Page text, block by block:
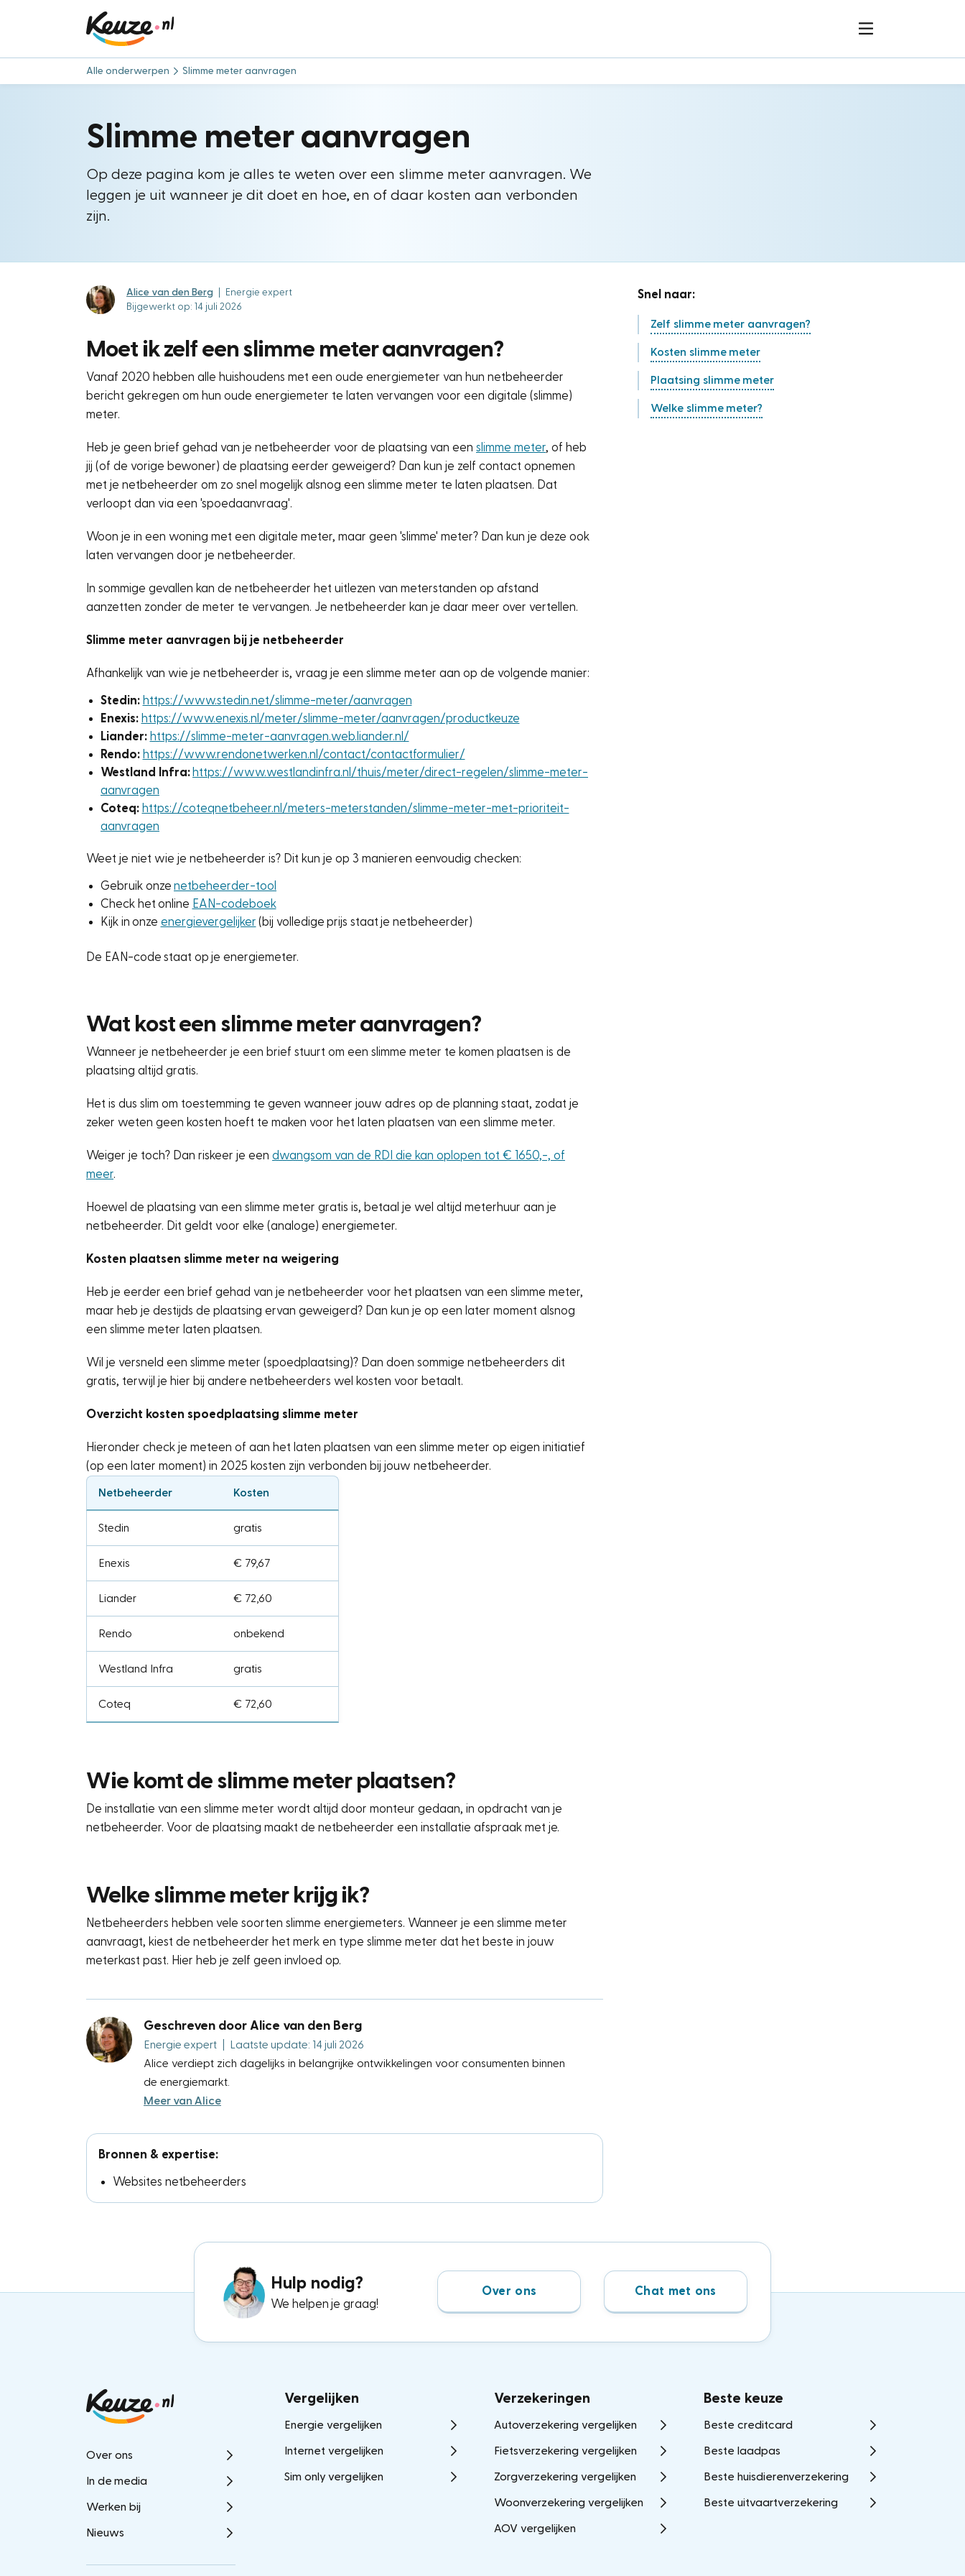
Alle onderwerpen Slimme meter aanvragen
Slimme meter aanvragen
Op deze pagina kom je alles te weten over een slimme meter aanvragen. We
leggen je uit wanneer je dit doet en hoe, en of daar kosten aan verbonden
zijn.
Snel naar:
Zelf slimme meter aanvragen?
Kosten slimme meter
Plaatsing slimme meter
Welke slimme meter?
Alice van den Berg
Energie expert
Bijgewerkt op: 14 juli 2026
Moet ik zelf een slimme meter aanvragen?
Vanaf 2020 hebben alle huishoudens met een oude energiemeter van hun netbeheerder
bericht gekregen om hun oude energiemeter te laten vervangen voor een digitale (slimme)
meter.
Heb je geen brief gehad van je netbeheerder voor de plaatsing van een slimme meter, of heb
jij (of de vorige bewoner) de plaatsing eerder geweigerd? Dan kun je zelf contact opnemen
met je netbeheerder om zo snel mogelijk alsnog een slimme meter te laten plaatsen. Dat
verloopt dan via een 'spoedaanvraag'.
Woon je in een woning met een digitale meter, maar geen 'slimme' meter? Dan kun je deze ook
laten vervangen door je netbeheerder.
In sommige gevallen kan de netbeheerder het uitlezen van meterstanden op afstand
aanzetten zonder de meter te vervangen. Je netbeheerder kan je daar meer over vertellen.
Slimme meter aanvragen bij je netbeheerder
Afhankelijk van wie je netbeheerder is, vraag je een slimme meter aan op de volgende manier:
Stedin: https://www.stedin.net/slimme-meter/aanvragen
Enexis: https://www.enexis.nl/meter/slimme-meter/aanvragen/productkeuze
Liander: https://slimme-meter-aanvragen.web.liander.nl/
Rendo: https://www.rendonetwerken.nl/contact/contactformulier/
Westland Infra: https://www.westlandinfra.nl/thuis/meter/direct-regelen/slimme-meter-
aanvragen
Coteq: https://coteqnetbeheer.nl/meters-meterstanden/slimme-meter-met-prioriteit-
aanvragen
Weet je niet wie je netbeheerder is? Dit kun je op 3 manieren eenvoudig checken:
Gebruik onze netbeheerder-tool
Check het online EAN-codeboek
Kijk in onze energievergelijker (bij volledige prijs staat je netbeheerder)
De EAN-code staat op je energiemeter.
Wat kost een slimme meter aanvragen?
Wanneer je netbeheerder je een brief stuurt om een slimme meter te komen plaatsen is de
plaatsing altijd gratis.
Het is dus slim om toestemming te geven wanneer jouw adres op de planning staat, zodat je
zeker weten geen kosten hoeft te maken voor het laten plaatsen van een slimme meter.
Weiger je toch? Dan riskeer je een dwangsom van de RDI die kan oplopen tot € 1650,-, of
meer.
Hoewel de plaatsing van een slimme meter gratis is, betaal je wel altijd meterhuur aan je
netbeheerder. Dit geldt voor elke (analoge) energiemeter.
Kosten plaatsen slimme meter na weigering
Heb je eerder een brief gehad van je netbeheerder voor het plaatsen van een slimme meter,
maar heb je destijds de plaatsing ervan geweigerd? Dan kun je op een later moment alsnog
een slimme meter laten plaatsen.
Wil je versneld een slimme meter (spoedplaatsing)? Dan doen sommige netbeheerders dit
gratis, terwijl je hier bij andere netbeheerders wel kosten voor betaalt.
Overzicht kosten spoedplaatsing slimme meter
Hieronder check je meteen of aan het laten plaatsen van een slimme meter op eigen initiatief
(op een later moment) in 2025 kosten zijn verbonden bij jouw netbeheerder.
Netbeheerder Kosten
Stedin gratis
Enexis € 79,67
Liander € 72,60
Rendo onbekend
Westland Infra gratis
Coteq € 72,60
Wie komt de slimme meter plaatsen?
De installatie van een slimme meter wordt altijd door monteur gedaan, in opdracht van je
netbeheerder. Voor de plaatsing maakt de netbeheerder een installatie afspraak met je.
Welke slimme meter krijg ik?
Netbeheerders hebben vele soorten slimme energiemeters. Wanneer je een slimme meter
aanvraagt, kiest de netbeheerder het merk en type slimme meter dat het beste in jouw
meterkast past. Hier heb je zelf geen invloed op.
Geschreven door Alice van den Berg
Energie expert
Laatste update: 14 juli 2026
Alice verdiept zich dagelijks in belangrijke ontwikkelingen voor consumenten binnen
de energiemarkt.
Meer van Alice
Bronnen & expertise:
Websites netbeheerders
Hulp nodig?
We helpen je graag!
Over ons Chat met ons
Over ons
In de media
Werken bij
Nieuws
Vergelijken
Energie vergelijken
Internet vergelijken
Sim only vergelijken
Verzekeringen
Autoverzekering vergelijken
Fietsverzekering vergelijken
Zorgverzekering vergelijken
Woonverzekering vergelijken
AOV vergelijken
Beste keuze
Beste creditcard
Beste laadpas
Beste huisdierenverzekering
Beste uitvaartverzekering